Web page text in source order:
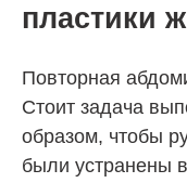
пластики
Повторная
Стоит задача
образом, чтобы
были устранены